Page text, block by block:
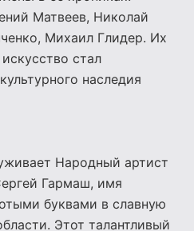
Матвеев, Николай
Михаил Глидер. Их
стал
наследия
Народный артист
Гармаш, имя
буквами в славную
Этот талантливый